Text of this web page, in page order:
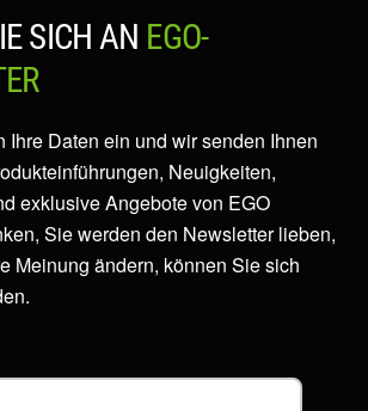
SICH AN EGO-
Ihre Daten ein und wir senden Ihnen
Neuigkeiten,
exklusive Angebote von EGO
Sie werden den Newsletter lieben,
Meinung ändern, können Sie sich